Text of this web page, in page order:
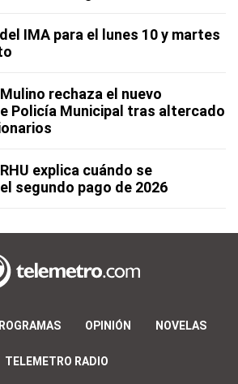
IMA para el lunes 10 y martes
rechaza el nuevo
Policía Municipal tras altercado
explica cuándo se
segundo pago de 2026
OPINIÓN NOVELAS
TELEMETRO RADIO